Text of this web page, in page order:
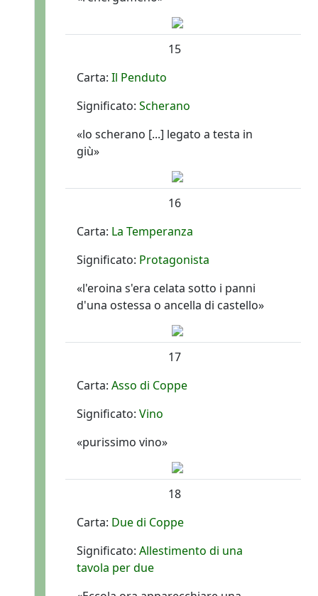
15
Carta: Il Penduto
Significato: Scherano
«lo scherano [...] legato a testa in
giù»
16
Carta: La Temperanza
Significato: Protagonista
«l'eroina s'era celata sotto i panni
d'una ostessa o ancella di castello»
17
Carta: Asso di Coppe
Significato: Vino
«purissimo vino»
18
Carta: Due di Coppe
Significato: Allestimento di una
tavola per due